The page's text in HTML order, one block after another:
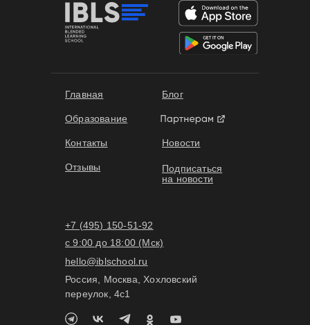
Главная
Образование
Отзывы
Контакты
+7 (495) 150-51-92
с 9:00 до 18:00 (Мск)
hello@iblschool.ru
Россия, Москва, Хохловский
переулок, 4c1
Новости
Подписаться
на новости
Блог